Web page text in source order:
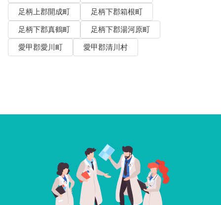
足柄上郡開成町
足柄下郡箱根町
足柄下郡真鶴町
足柄下郡湯河原町
愛甲郡愛川町
愛甲郡清川村